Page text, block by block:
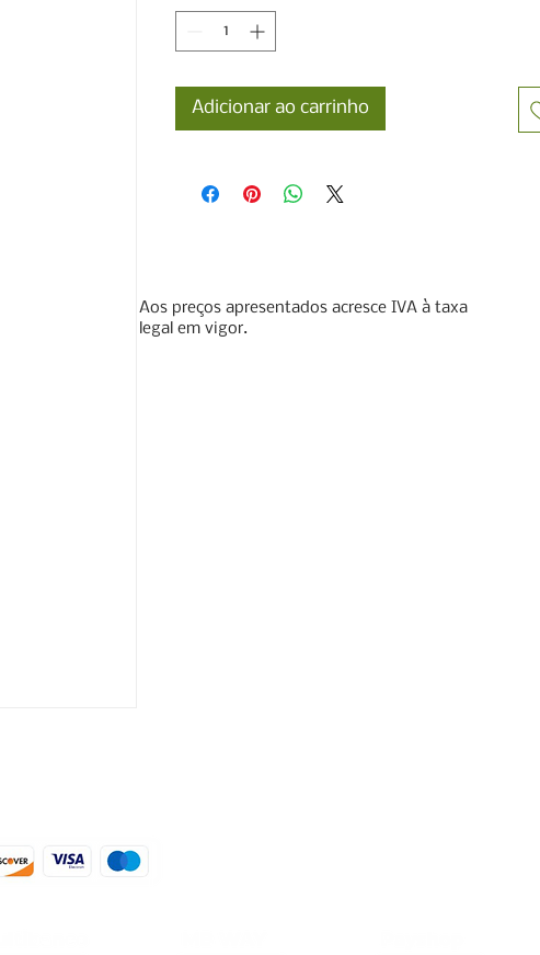
Adicionar ao carrinho
Aos preços apresentados acresce IVA à taxa
legal em vigor.